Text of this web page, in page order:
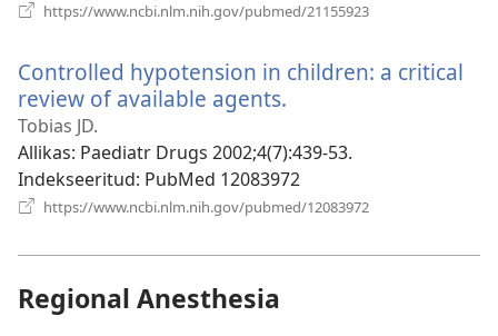
https://www.ncbi.nlm.nih.gov/pubmed/21155923
Controlled hypotension in children: a critical
review of available agents.
akna)
Tobias JD.
Allikas‎: Paediatr Drugs 2002;4(7):439-53.
Indekseeritud‎: PubMed 12083972
https://www.ncbi.nlm.nih.gov/pubmed/12083972
Regional Anesthesia